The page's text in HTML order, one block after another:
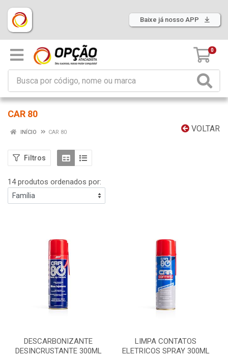
Baixe já nosso APP
0
CAR 80
VOLTAR
INÍCIO CAR 80
Filtros
14 produtos ordenados por:
DESCARBONIZANTE
DESINCRUSTANTE 300ML
LIMPA CONTATOS
ELETRICOS SPRAY 300ML